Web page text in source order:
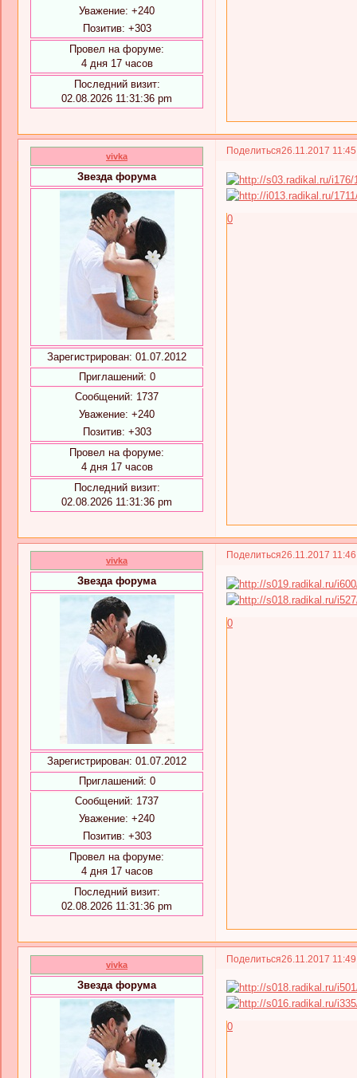
Уважение: +240
Позитив: +303
Провел на форуме:
4 дня 17 часов
Последний визит:
02.08.2026 11:31:36 pm
Поделиться26.11.2017
vivka
Звезда форума
Зарегистрирован: 01.07.2012
Приглашений: 0
Сообщений: 1737
Уважение: +240
Позитив: +303
Провел на форуме:
4 дня 17 часов
Последний визит:
02.08.2026 11:31:36 pm
0
Поделиться26.11.2017
vivka
Звезда форума
Зарегистрирован: 01.07.2012
Приглашений: 0
Сообщений: 1737
Уважение: +240
Позитив: +303
Провел на форуме:
4 дня 17 часов
Последний визит:
02.08.2026 11:31:36 pm
0
Поделиться26.11.2017
vivka
Звезда форума
0